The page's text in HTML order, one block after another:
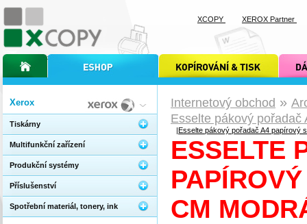
Internetový obchod »
Esselte pákový
|Esselte pákový pořadač A4 papírový
ESSELTE
CM
Xerox
Tiskárny
Multifunkční zařízení
Produkční systémy
Příslušenství
Spotřební materiál, tonery, ink
úvodní stránka xcopyinternetový obchod xcopy kopírování a tisk xcopy dárkové
XCOPY XEROX Partner